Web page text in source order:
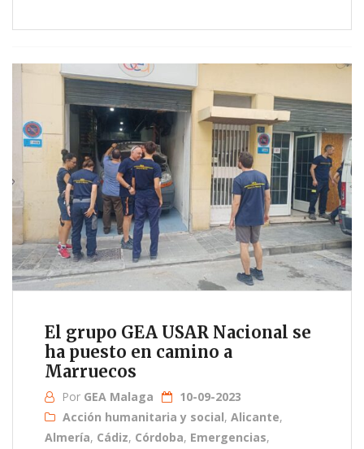
El grupo GEA USAR Nacional se
ha puesto en camino a
Marruecos
Por GEA Malaga
10-09-2023
Acción humanitaria y social, Alicante,
Almería, Cádiz, Córdoba, Emergencias,